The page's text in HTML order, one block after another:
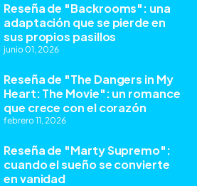
Reseña de "Backrooms": una
adaptación que se pierde en
sus propios pasillos
junio 01, 2026
Reseña de "The Dangers in My
Heart: The Movie": un romance
que crece con el corazón
febrero 11, 2026
Reseña de "Marty Supremo":
cuando el sueño se convierte
en vanidad